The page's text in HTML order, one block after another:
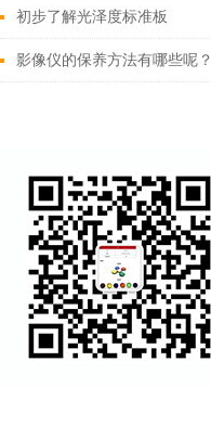
初步了解光泽度标准板
影像仪的保养方法有哪些呢？